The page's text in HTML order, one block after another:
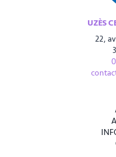
UZÈS
22,